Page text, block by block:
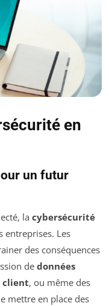
en
un futur
la cybersécurité
entreprises. Les
des conséquences
de données
client, ou même des
mettre en place des